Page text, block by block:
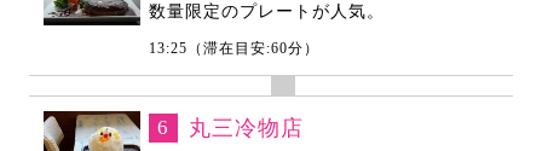
数量限定のプレートが人気。
13:25（滞在目安:60分）
6 丸三冷物店